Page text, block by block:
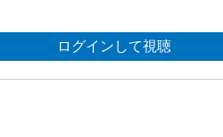
ログインして視聴